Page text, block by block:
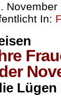
November
In: